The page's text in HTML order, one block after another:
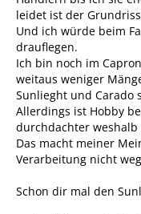
leidet ist der
Und ich würde beim
drauflegen.
Ich bin noch im
weitaus weniger
Sunlieght und Carado
Allerdings ist Hobby
durchdachter weshalb
Das macht meiner
Verarbeitung nicht
Schon dir mal den